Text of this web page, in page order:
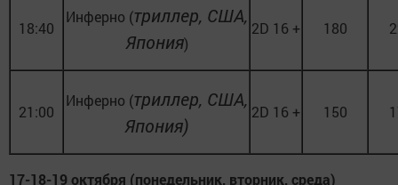
18:40
Инферно (триллер, США,
Япония)
2D 16 + 180
21:00
Инферно (триллер, США,
Япония)
2D 16 + 150
17-18-19 октября (понедельник, вторник, среда)